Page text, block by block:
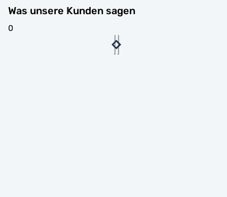
Was unsere Kunden sagen
0